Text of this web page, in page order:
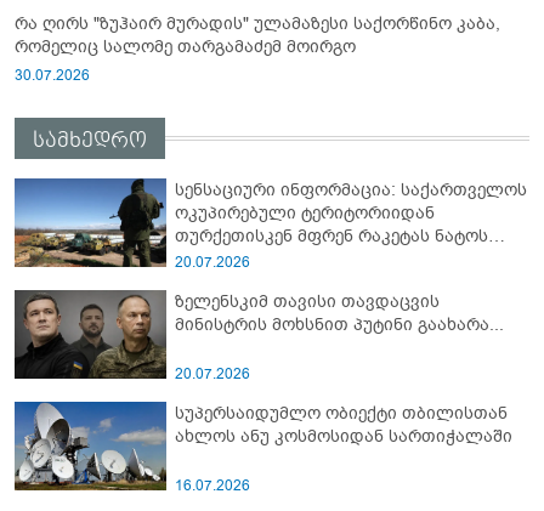
რა ღირს "ზუჰაირ მურადის" ულამაზესი საქორწინო კაბა,
რომელიც სალომე თარგამაძემ მოირგო
30.07.2026
სამხედრო
სენსაციური ინფორმაცია: საქართველოს
ოკუპირებული ტერიტორიიდან
თურქეთისკენ მფრენ რაკეტას ნატოს
სამიტი კინაღამ ჩაუშლია
20.07.2026
ზელენსკიმ თავისი თავდაცვის
მინისტრის მოხსნით პუტინი გაახარა...
20.07.2026
სუპერსაიდუმლო ობიექტი თბილისთან
ახლოს ანუ კოსმოსიდან სართიჭალაში
16.07.2026